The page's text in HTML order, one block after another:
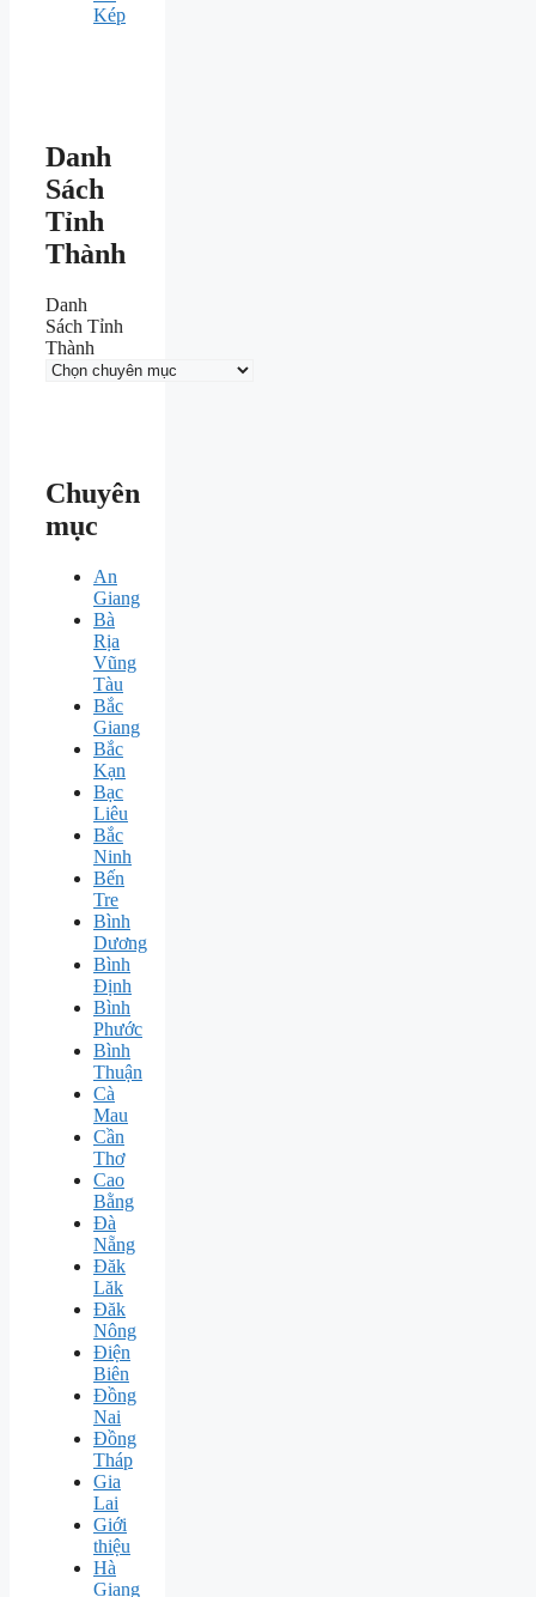
Kép
Danh
Sách
Tỉnh
Thành
Danh
Sách Tỉnh
Thành
Chuyên
mục
An
Giang
Bà
Rịa
Vũng
Tàu
Bắc
Giang
Bắc
Kạn
Bạc
Liêu
Bắc
Ninh
Bến
Tre
Bình
Dương
Bình
Định
Bình
Phước
Bình
Thuận
Cà
Mau
Cần
Thơ
Cao
Bằng
Đà
Nẵng
Đăk
Lăk
Đăk
Nông
Điện
Biên
Đồng
Nai
Đồng
Tháp
Gia
Lai
Giới
thiệu
Hà
Giang